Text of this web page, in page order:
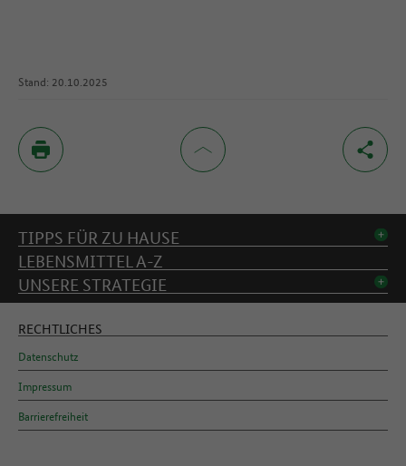
Stand: 20.10.2025
Inhaltsverzeichnis
TIPPS FÜR ZU HAUSE
LEBENSMITTEL A-Z
UNSERE STRATEGIE
RECHTLICHES
Datenschutz
Impressum
Barrierefreiheit